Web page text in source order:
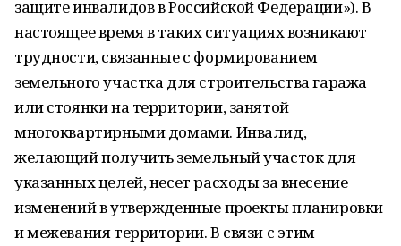
защите инвалидов в Российской Федерации»). В
настоящее время в таких ситуациях возникают
трудности, связанные с формированием
земельного участка для строительства гаража
или стоянки на территории, занятой
многоквартирными домами. Инвалид,
желающий получить земельный участок для
указанных целей, несет расходы за внесение
изменений в утвержденные проекты планировки
и межевания территории. В связи с этим